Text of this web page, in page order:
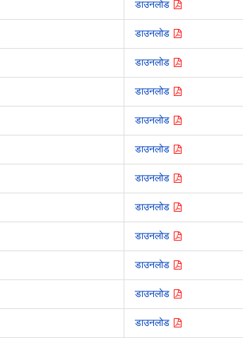
डाउनलोड
डाउनलोड
डाउनलोड
डाउनलोड
डाउनलोड
डाउनलोड
डाउनलोड
डाउनलोड
डाउनलोड
डाउनलोड
डाउनलोड
डाउनलोड